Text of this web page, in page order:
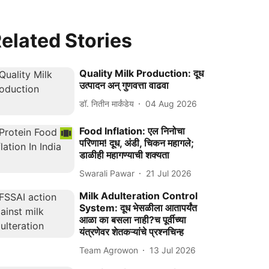
Stories
Quality Milk Production: दूध
उत्पादन अन् गुणवत्ता वाढवा
डॉ. नितीन मार्कंडेय 04 Aug 2026
Food Inflation: एल निनोचा
परिणाम! दूध, अंडी, चिकन महागले;
डाळीही महागण्याची शक्यता
Swarali Pawar 21 Jul 2026
Milk Adulteration Control
System: दूध भेसळीला आतापर्यंत
आळा का बसला नाही?च पूर्वीच्या
यंत्रणेवर शेतकऱ्यांचे प्रश्‍नचिन्ह
Team Agrowon 13 Jul 2026